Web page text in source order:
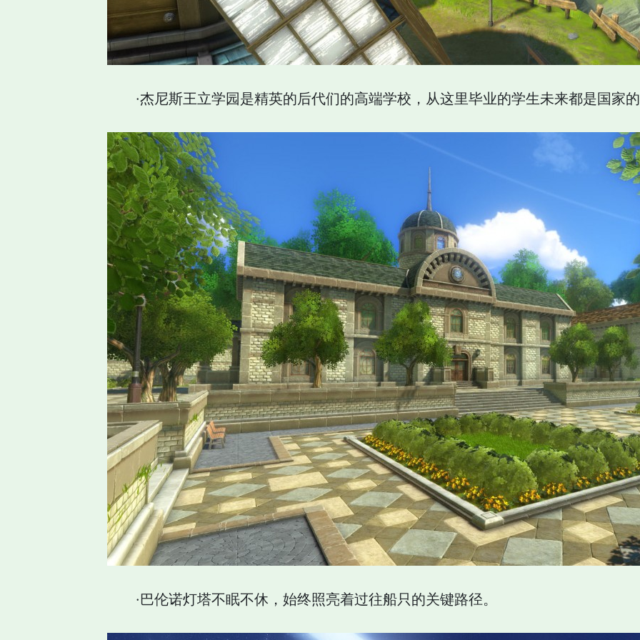
·杰尼斯王立学园是精英的后代们的高端学校，从这里毕业的学生未来都是国家
·巴伦诺灯塔不眠不休，始终照亮着过往船只的关键路径。